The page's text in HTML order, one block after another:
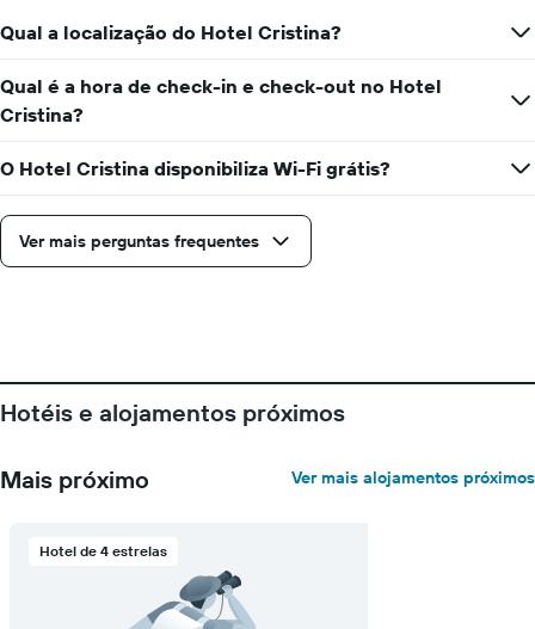
Qual a localização do Hotel Cristina?
Qual é a hora de check-in e check-out no Hotel
Cristina?
O Hotel Cristina disponibiliza Wi-Fi grátis?
Ver mais perguntas frequentes
Hotéis e alojamentos próximos
Mais próximo Ver mais alojamentos próximos
Hotel de 4 estrelas